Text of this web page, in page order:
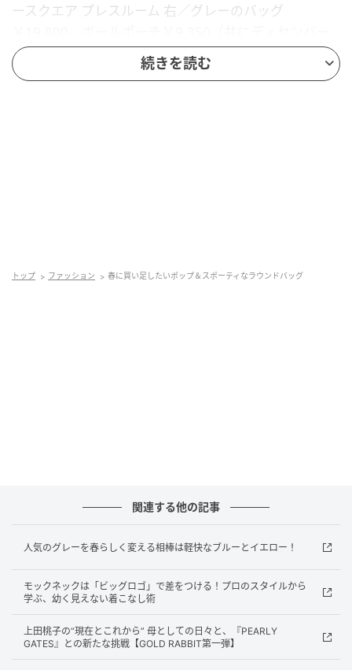
ースクエア プレスルーム 右／グレーのバッグ
メイ／パープルデザイン）
ラウンドバッグ各￥11,000（ラフアンドスウェル／フ
ーリッシュ）バッグの中のウサギのヘッドカバー
￥7,700（パーリーゲイツ）ポロシャツ￥18,700（ジ
ュン アンド ロペ／ジュンカスタマーセンター）スカー
ト￥16,500（ロサーセン／グリップインターナショナ
ル）シューズ￥39,600（アジェイド）ソックス
￥2,420（ヒールクリーク／グリップインターナショ
続きを読む
トップ ファッション 春に買い足したいポップ＆スポーティなラウンドバッグ
関連する他の記事
人気のグレーを春らしく変える相棒は軽快なブルーとイエロー！
モックネックは「ビッグロゴ」で差をつける！プロのスタイルから
学ぶ、幼く見えない着こなし術
上田桃子の“現在とこれから” 母としての日々と、『PEARLY
GATES』との新たな挑戦【GOLD RABBIT第一弾】